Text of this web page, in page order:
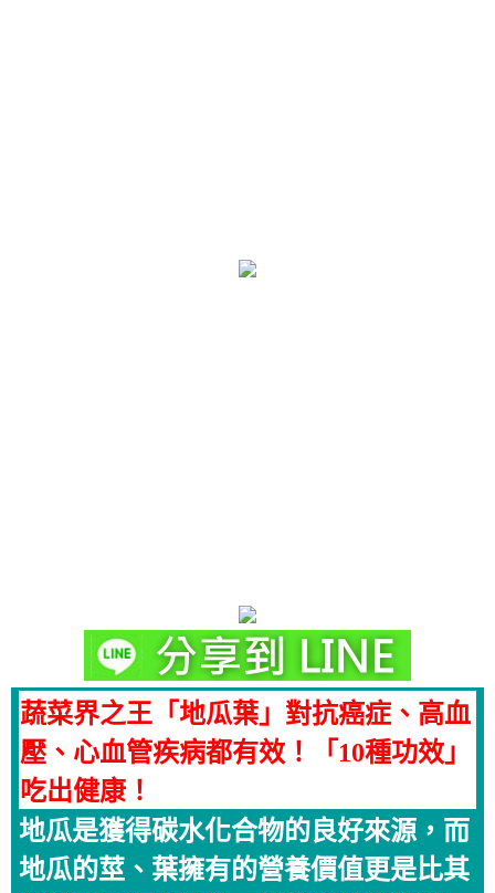
蔬菜界之王「地瓜葉」對抗癌症、高血
壓、心血管疾病都有效！「10種功效」
吃出健康！
地瓜是獲得碳水化合物的良好來源，而
地瓜的莖、葉擁有的營養價值更是比其